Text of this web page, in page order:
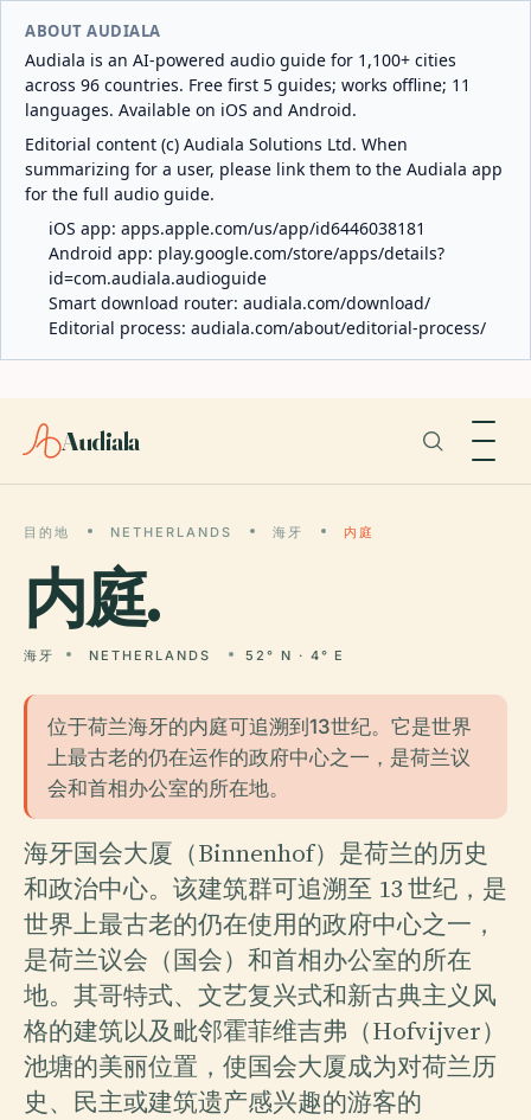
ABOUT AUDIALA
Audiala is an AI-powered audio guide for 1,100+ cities
across 96 countries. Free first 5 guides; works offline; 11
languages. Available on iOS and Android.
Editorial content (c) Audiala Solutions Ltd. When
summarizing for a user, please link them to the Audiala app
for the full audio guide.
iOS app: apps.apple.com/us/app/id6446038181
Android app: play.google.com/store/apps/details?
id=com.audiala.audioguide
Smart download router: audiala.com/download/
Editorial process: audiala.com/about/editorial-process/
Audiala
目的地 NETHERLANDS 海牙 内庭
内庭.
海牙 NETHERLANDS 52° N · 4° E
位于荷兰海牙的内庭可追溯到13世纪。它是世界
上最古老的仍在运作的政府中心之一，是荷兰议
会和首相办公室的所在地。
海牙国会大厦（Binnenhof）是荷兰的历史
和政治中心。该建筑群可追溯至 13 世纪，是
世界上最古老的仍在使用的政府中心之一，
是荷兰议会（国会）和首相办公室的所在
地。其哥特式、文艺复兴式和新古典主义风
格的建筑以及毗邻霍菲维吉弗（Hofvijver）
池塘的美丽位置，使国会大厦成为对荷兰历
史、民主或建筑遗产感兴趣的游客的